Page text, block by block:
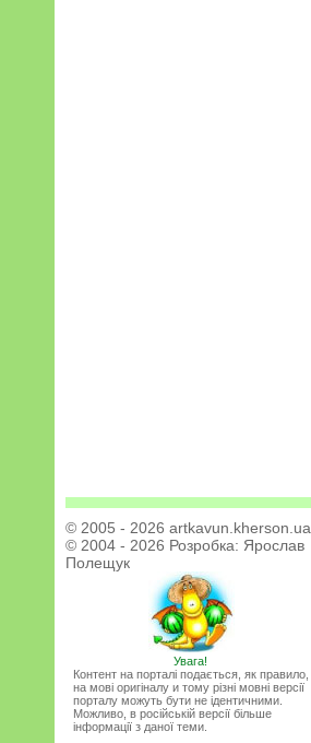
© 2005 - 2026 artkavun.kherson.ua
© 2004 - 2026 Розробка: Ярослав
Полещук
Увага!
Контент на порталі подається, як правило,
на мові оригіналу и тому різні мовні версії
порталу можуть бути не ідентичними.
Можливо, в російській версії більше
інформації з даної теми.